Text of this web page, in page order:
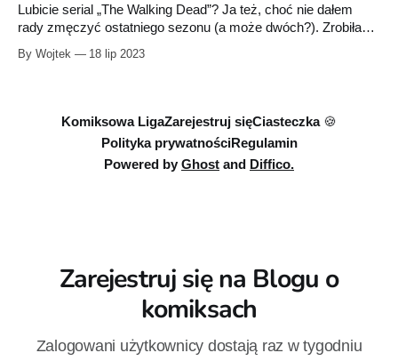
Lubicie serial „The Walking Dead”? Ja też, choć nie dałem
rady zmęczyć ostatniego sezonu (a może dwóch?). Zrobiła
się z tego papka na miarę „Pierwszej Miłości” czy innych
takich. Pamiętam, jak przed laty wyrwałem zęba i leżałem
By Wojtek 18 lip 2023
Komiksowa LigaZarejestruj sięCiasteczka 🍪
Polityka prywatnościRegulamin
Powered by Ghost and Diffico.
Zarejestruj się na Blogu o
komiksach
Zalogowani użytkownicy dostają raz w tygodniu